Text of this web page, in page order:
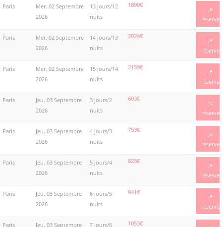
Paris
Mer. 02 Septembre
2026
13 jours/12
nuits
1890€
Je
réserve
Paris
Mer. 02 Septembre
2026
14 jours/13
nuits
2024€
Je
réserve
Paris
Mer. 02 Septembre
2026
15 jours/14
nuits
2159€
Je
réserve
Paris
Jeu. 03 Septembre
2026
3 jours/2
nuits
603€
Je
réserve
Paris
Jeu. 03 Septembre
2026
4 jours/3
nuits
753€
Je
réserve
Paris
Jeu. 03 Septembre
2026
5 jours/4
nuits
823€
Je
réserve
Paris
Jeu. 03 Septembre
2026
6 jours/5
nuits
941€
Je
réserve
Paris Jeu. 03 Septembre 7 jours/6 1053€